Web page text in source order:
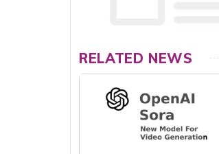
RELATED NEWS